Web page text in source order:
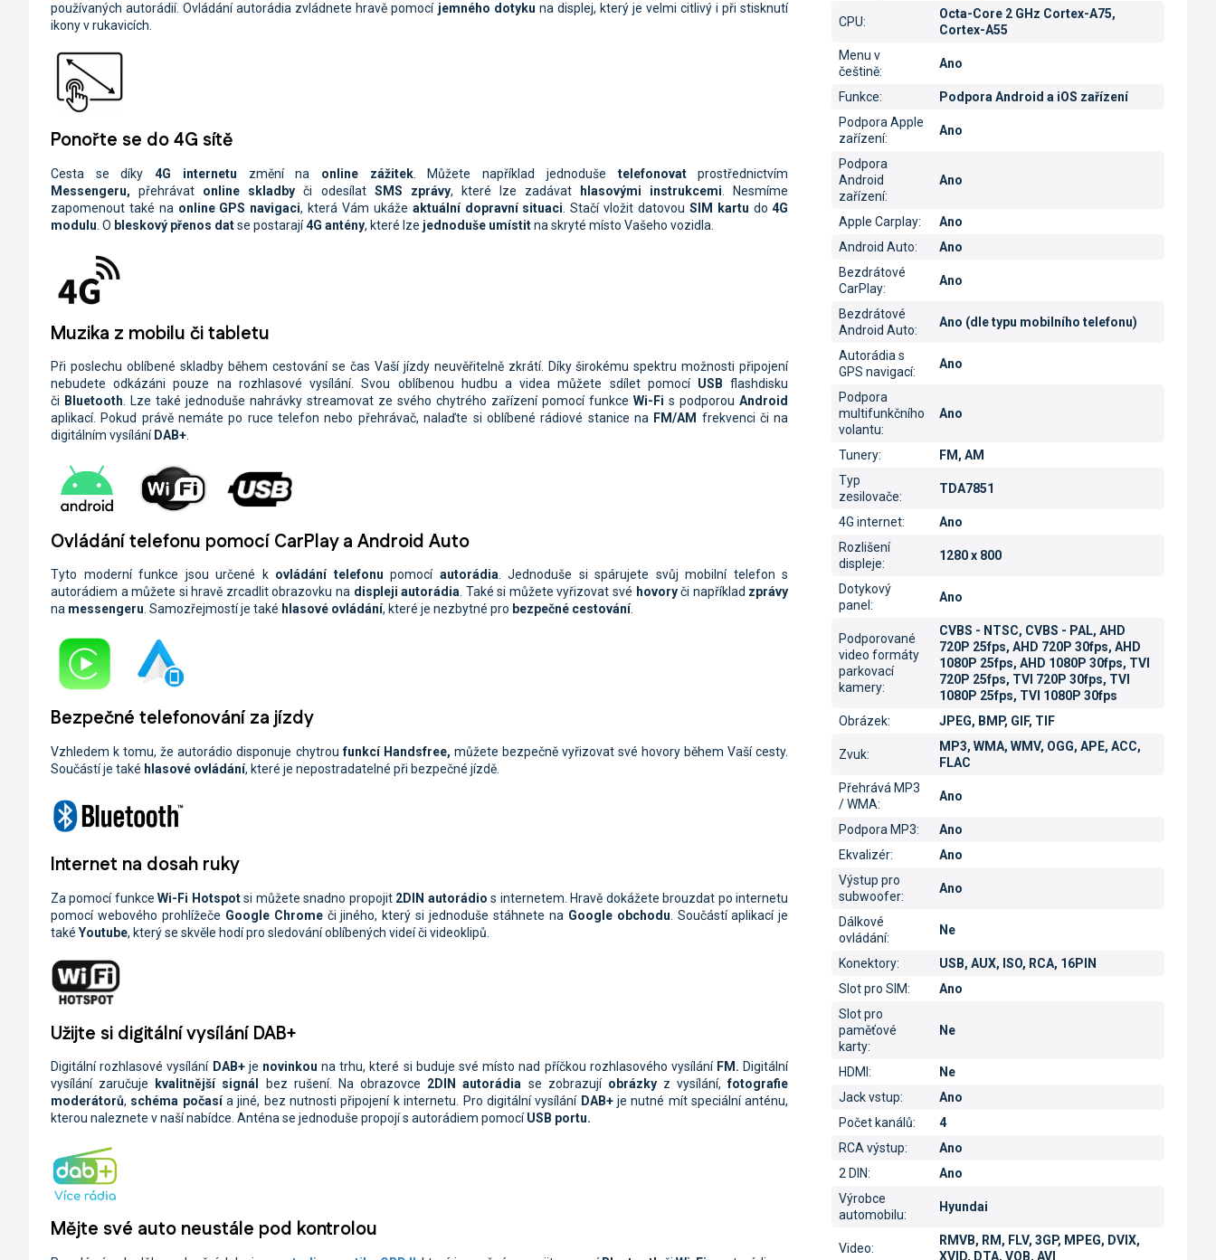
používaných autorádií. Ovládání autorádia zvládnete hravě pomocí jemného dotyku na displej, který je velmi citlivý i při stisknutí
ikony v rukavicích.
Ponořte se do 4G sítě
Cesta se díky4G internetu změní na online zážitek. Můžete například jednoduše telefonovatprostřednictvím
Messengeru,přehrávat online skladby či odesílat SMS zprávy, které lze zadávat hlasovými instrukcemi . Nesmíme
zapomenout také na online GPS navigaci, která Vám ukáže aktuální dopravní situaci . Stačí vložit datovou SIM kartu do4G
modulu . O bleskový přenos datse postarají4G antény, které lze jednoduše umístitna skryté místo Vašeho vozidla.
Muzika z mobilu či tabletu
Při poslechu oblíbené skladby během cestování se čas Vaší jízdy neuvěřitelně zkrátí. Díky širokému spektru možnosti připojení
nebudete odkázáni pouze na rozhlasové vysílání. Svou oblíbenou hudbu a videa můžete sdílet pomocí USB flashdisku
či Bluetooth. Lze také jednoduše nahrávky streamovat ze svého chytrého zařízení pomocí funkceWi-Fi s podporouAndroid
aplikací. Pokud právě nemáte po ruce telefon nebo přehrávač, nalaďte si oblíbené rádiové stanice na FM/AM frekvenci či na
digitálním vysílání DAB+.
Ovládání telefonu pomocí CarPlay a Android Auto
Tyto moderní funkce jsou určené k ovládání telefonu pomocíautorádia. Jednoduše si spárujete svůj mobilní telefon s
autorádiem a můžete si hravě zrcadlit obrazovku na displeji autorádia. Také si můžete vyřizovat své hovoryči například zprávy
na messengeru. Samozřejmostí je také hlasové ovládání, které je nezbytné pro bezpečné cestování.
Bezpečné telefonování za jízdy
Vzhledem k tomu, že autorádio disponuje chytroufunkcí Handsfree, můžete bezpečně vyřizovat své hovory během Vaší cesty.
Součástí je také hlasové ovládání, které je nepostradatelné při bezpečné jízdě.
Internet na dosah ruky
Za pomocí funkceWi-Fi Hotspotsi můžete snadno propojit 2DIN autorádio s internetem. Hravě dokážete brouzdat po internetu
pomocí webového prohlížeče Google Chromeči jiného, který si jednoduše stáhnete na Google obchodu . Součástí aplikací je
také Youtube, který se skvěle hodí pro sledování oblíbených videí či videoklipů.
Užijte si digitální vysílání DAB+
Digitální rozhlasové vysílání DAB+ je novinkou na trhu, které si buduje své místo nad příčkou rozhlasového vysílání FM. Digitální
vysílání zaručuje
kvalitnější signál bez rušení. Na obrazovce 2DIN autorádia se zobrazují obrázkyz vysílání,fotografie
moderátorů, schéma počasía jiné, bez nutnosti připojení k internetu. Pro digitální vysílání DAB+je nutné mít speciální anténu,
kterou naleznete v naší nabídce. Anténa se jednoduše propojí s autorádiem pomocíUSB portu.
Mějte své auto neustále pod kontrolou
CPU:
Octa-Core 2 GHz Cortex-A75,
Cortex-A55
Menu v
češtině:
Ano
Funkce:
Podpora Android a iOS zařízení
Podpora Apple
zařízení:
Ano
Podpora
Android
zařízení:
Ano
Apple Carplay:
Ano
Android Auto:
Ano
Bezdrátové
CarPlay:
Ano
Bezdrátové
Android Auto:
Ano (dle typu mobilního telefonu)
Autorádia s
GPS navigací:
Ano
Podpora
multifunkčního
volantu:
Ano
Tunery:
FM, AM
Typ
zesilovače:
TDA7851
4G internet:
Ano
Rozlišení
displeje:
1280 x 800
Dotykový
panel:
Ano
Podporované
video formáty
parkovací
kamery:
CVBS - NTSC, CVBS - PAL, AHD
720P 25fps, AHD 720P 30fps, AHD
1080P 25fps, AHD 1080P 30fps, TVI
720P 25fps, TVI 720P 30fps, TVI
1080P 25fps, TVI 1080P 30fps
Obrázek: JPEG, BMP, GIF, TIF
Zvuk:
MP3, WMA, WMV, OGG, APE, ACC,
FLAC
Přehrává MP3
/ WMA:
Ano
Podpora MP3:
Ano
Ekvalizér:
Ano
Výstup pro
subwoofer:
Ano
Dálkové
ovládání:
Ne
Konektory:
USB, AUX, ISO, RCA, 16PIN
Slot pro SIM:
Ano
Slot pro
paměťové
karty:
Ne
HDMI:
Ne
Jack vstup:
Ano
Počet kanálů:
4
RCA výstup:
Ano
2 DIN:
Ano
Výrobce
automobilu:
Hyundai
Video:
RMVB, RM, FLV, 3GP, MPEG, DVIX,
XVID, DTA, VOB, AVI